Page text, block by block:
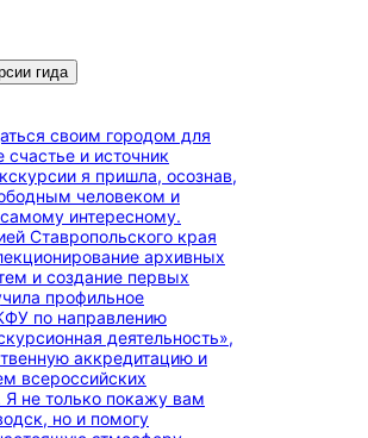
гида
своим городом для
и источник
я пришла, осознав,
человеком и
интересному.
Ставропольского края
архивных
и создание первых
профильное
по направлению
деятельность»,
аккредитацию и
всероссийских
Я не только покажу вам
но и помогу